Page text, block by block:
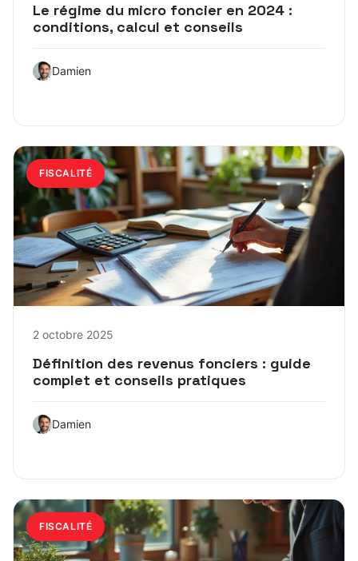
Le régime du micro foncier en 2024 :
conditions, calcul et conseils
Damien
FISCALITÉ
2 octobre 2025
Définition des revenus fonciers : guide
complet et conseils pratiques
Damien
FISCALITÉ